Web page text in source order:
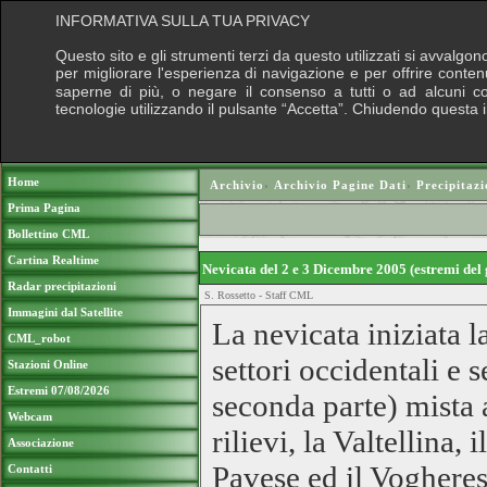
Home
Prima Pagina
Bollettino CML
Cartina Realtime
Radar precipitazioni
Immagini dal Satellite
CML_robot
Stazioni Online
Estremi 07/08/2026
Webcam
Associazione
Contatti
Archivio › Archivio Pagine Dati›
Nevicata del 2 e 3 Dicembre 2005 (estremi
S. Rossetto - Staff CML
La nevicata iniziata
settori occidentali e
seconda parte)
rilievi, la Valtellina,
Pavese ed il
INFORMATIVA SULLA TUA PRIVACY
Questo sito e gli strumenti terzi da questo utilizzati si
per migliorare l'esperienza di navigazione e per offrire
saperne di più, o negare il consenso a tutti o ad alcuni
tecnologie utilizzando il pulsante “Accetta”. Chiudendo